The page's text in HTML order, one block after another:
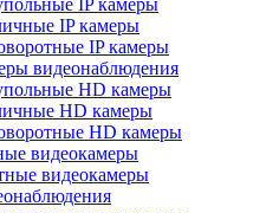
IP камеры
IP камеры
IP камеры
видеонаблюдения
HD камеры
HD камеры
HD камеры
видеокамеры
видеокамеры